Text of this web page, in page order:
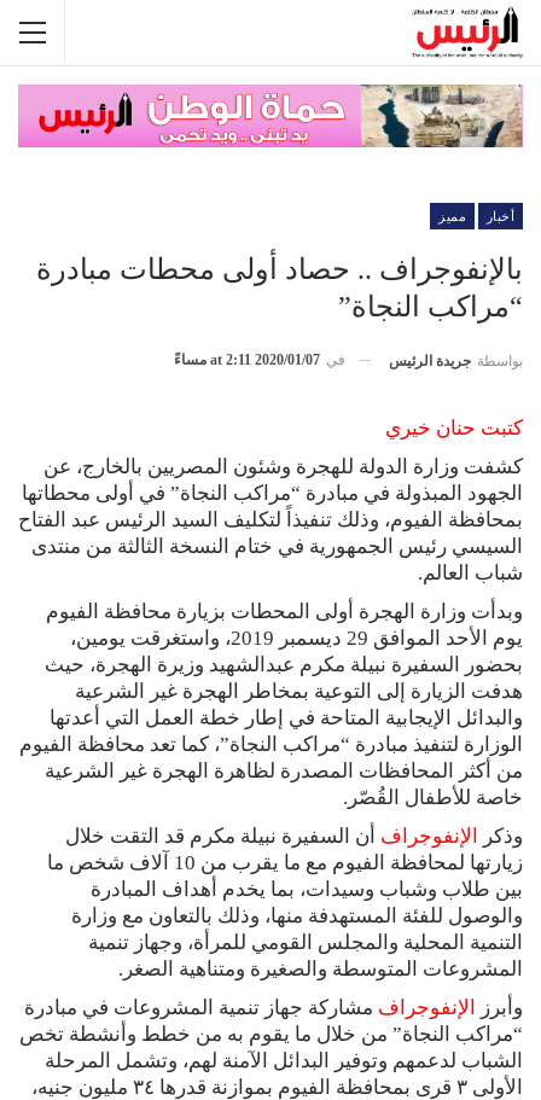
أخبار مميز
بالإنفوجراف .. حصاد أولى محطات مبادرة
“مراكب النجاة”
بواسطة جريدة الرئيس في 2020/01/07 at 2:11 مساءً
كتبت حنان خيري
كشفت وزارة الدولة للهجرة وشئون المصريين بالخارج، عن
الجهود المبذولة في مبادرة “مراكب النجاة” في أولى محطاتها
بمحافظة الفيوم، وذلك تنفيذاً لتكليف السيد الرئيس عبد الفتاح
السيسي رئيس الجمهورية في ختام النسخة الثالثة من منتدى
شباب العالم.
وبدأت وزارة الهجرة أولى المحطات بزيارة محافظة الفيوم
يوم الأحد الموافق 29 ديسمبر 2019، واستغرقت يومين،
بحضور السفيرة نبيلة مكرم عبدالشهيد وزيرة الهجرة، حيث
هدفت الزيارة إلى التوعية بمخاطر الهجرة غير الشرعية
والبدائل الإيجابية المتاحة في إطار خطة العمل التي أعدتها
الوزارة لتنفيذ مبادرة “مراكب النجاة”، كما تعد محافظة الفيوم
من أكثر المحافظات المصدرة لظاهرة الهجرة غير الشرعية
خاصة للأطفال القُصّر.
وذكر
الإنفوجراف أن السفيرة نبيلة مكرم قد التقت خلال
زيارتها لمحافظة الفيوم مع ما يقرب من 10 آلاف شخص ما
بين طلاب وشباب وسيدات، بما يخدم أهداف المبادرة
والوصول للفئة المستهدفة منها، وذلك بالتعاون مع وزارة
التنمية المحلية والمجلس القومي للمرأة، وجهاز تنمية
المشروعات المتوسطة والصغيرة ومتناهية الصغر.
وأبرز
الإنفوجراف مشاركة جهاز تنمية المشروعات في مبادرة
“مراكب النجاة” من خلال ما يقوم به من خطط وأنشطة تخص
الشباب لدعمهم وتوفير البدائل الآمنة لهم، وتشمل المرحلة
الأولى ٣ قرى بمحافظة الفيوم بموازنة قدرها ٣٤ مليون جنيه،